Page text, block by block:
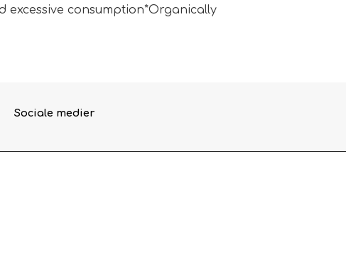
consumption*Organically
Sociale medier